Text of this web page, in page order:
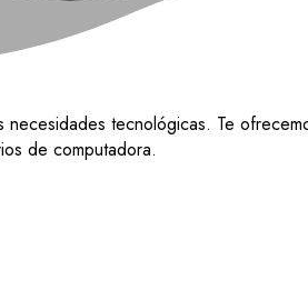
tecnológicas. Te
de computadora.